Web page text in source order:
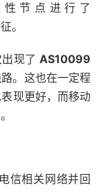
节点进行了
。
现了 AS10099
。这也在一定程
现更好，而移动
信相关网络并回